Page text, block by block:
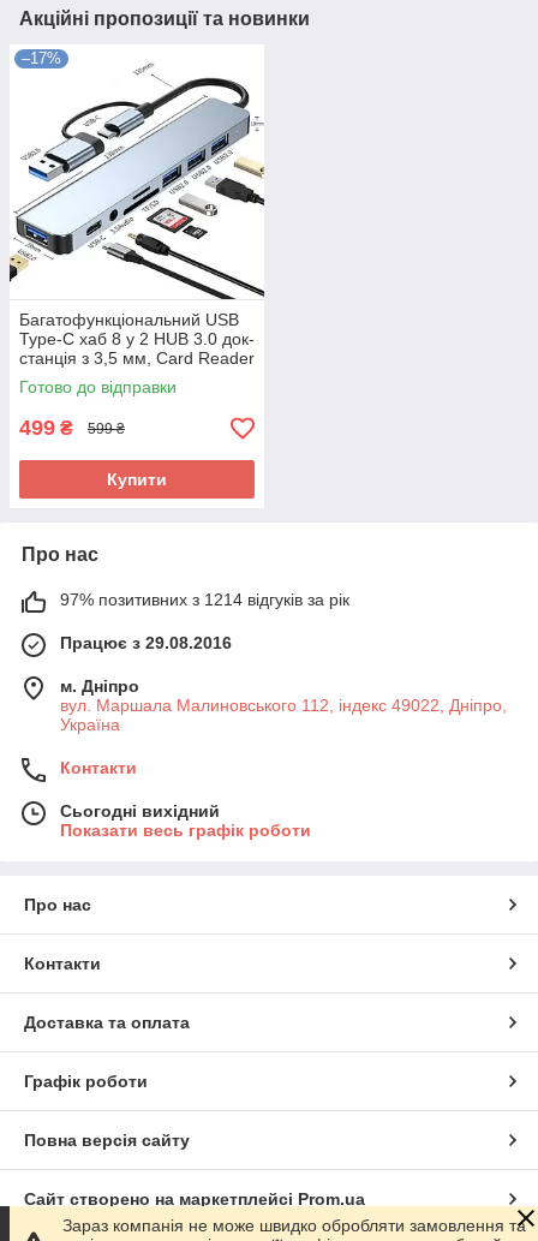
Акційні пропозиції та новинки
–17%
Багатофункціональний USB
Type-C хаб 8 у 2 HUB 3.0 док-
станція з 3,5 мм, Card Reader
Готово до відправки
499 ₴ 599 ₴
Купити
Про нас
97% позитивних з 1214 відгуків за рік
Працює з 29.08.2016
м. Дніпро
вул. Маршала Малиновського 112, індекс 49022, Дніпро,
Україна
Контакти
Сьогодні вихідний
Показати весь графік роботи
Про нас
Контакти
Доставка та оплата
Графік роботи
Повна версія сайту
Сайт створено на маркетплейсі Prom.ua
Зараз компанія не може швидко обробляти замовлення та